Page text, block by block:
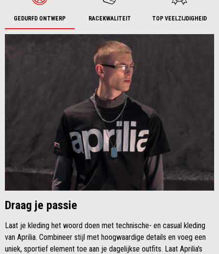
GEDURFD ONTWERP RACEKWALITEIT TOP VEELZIJDIGHEID
Draag je passie
Laat je kleding het woord doen met technische- en casual kleding
van Aprilia. Combineer stijl met hoogwaardige details en voeg een
uniek, sportief element toe aan je dagelijkse outfits. Laat Aprilia's